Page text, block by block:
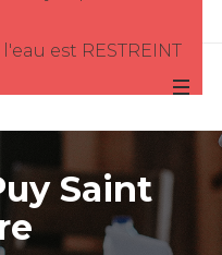
est RESTREINT
Saint